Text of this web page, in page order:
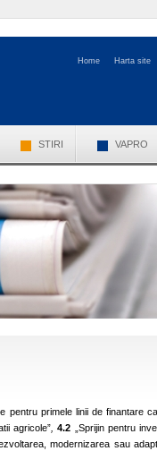
Home Harta site
STIRI VAPRO
pentru primele linii de finantare
agricole” 4.2
„Sprijin pentru
modernizarea sau